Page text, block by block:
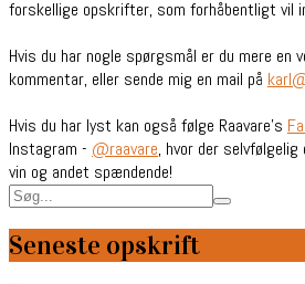
forskellige opskrifter, som forhåbentligt vil
Hvis du har nogle spørgsmål er du mere en
kommentar, eller sende mig en mail på
Hvis du har lyst kan også følge Raavare’s
Instagram - @raavare, hvor der selvfølgelig
vin og andet spændende!
Seneste opskrift